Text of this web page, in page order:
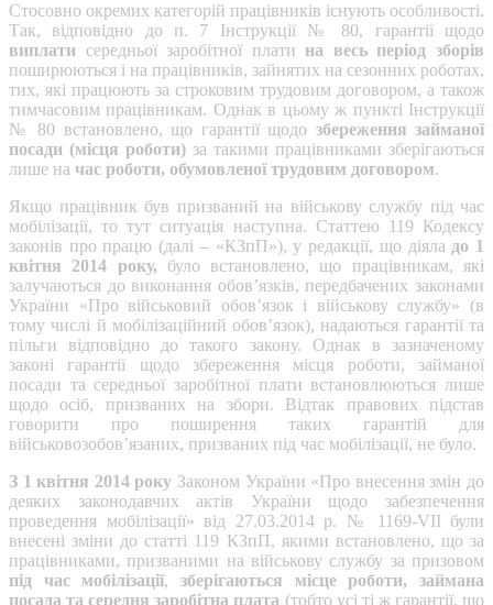
Стосовно окремих категорій працівників існують особливості.
Так, відповідно до п. 7 Інструкції № 80, гарантії щодо
виплати середньої заробітної плати на весь період зборів
поширюються і на працівників, зайнятих на сезонних роботах,
тих, які працюють за строковим трудовим договором, а також
тимчасовим працівникам. Однак в цьому ж пункті Інструкції
№ 80 встановлено, що гарантії щодо збереження займаної
посади (місця роботи) за такими працівниками зберігаються
лише на час роботи, обумовленої трудовим договором.
Якщо працівник був призваний на військову службу під час
мобілізації, то тут ситуація наступна. Статтею 119 Кодексу
законів про працю (далі – «КЗпП»), у редакції, що діяла до 1
квітня 2014 року, було встановлено, що працівникам, які
залучаються до виконання обов’язків, передбачених законами
України «Про військовий обов’язок і військову службу» (в
тому числі й мобілізаційний обов’язок), надаються гарантії та
пільги відповідно до такого закону. Однак в зазначеному
законі гарантії щодо збереження місця роботи, займаної
посади та середньої заробітної плати встановлюються лише
щодо осіб, призваних на збори. Відтак правових підстав
говорити про поширення таких гарантій для
військовозобов’язаних, призваних під час мобілізації, не було.
З 1 квітня 2014 року Законом України «Про внесення змін до
деяких законодавчих актів України щодо забезпечення
проведення мобілізації» від 27.03.2014 р. № 1169-VII були
внесені зміни до статті 119 КЗпП, якими встановлено, що за
працівниками, призваними на військову службу за призовом
під час мобілізації,зберігаються місце роботи, займана
посада та середня заробітна плата (тобто усі ті ж гарантії, що